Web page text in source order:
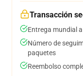
Transacción
Entrega mundial
Número de
paquetes
Reembolso